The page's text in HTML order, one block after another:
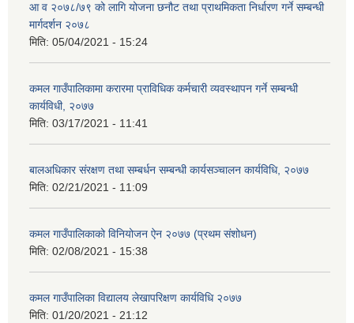
आ व २०७८/७९ को लागि योजना छनौट तथा प्राथमिकता निर्धारण गर्ने सम्बन्धी
मार्गदर्शन २०७८
मिति: 05/04/2021 - 15:24
कमल गाउँपालिकामा करारमा प्राविधिक कर्मचारी व्यवस्थापन गर्ने सम्बन्धी
कार्यविधी, २०७७
मिति: 03/17/2021 - 11:41
बालअधिकार संरक्षण तथा सम्बर्धन सम्बन्धी कार्यसञ्चालन कार्यविधि, २०७७
मिति: 02/21/2021 - 11:09
कमल गाउँपालिकाको विनियोजन ऐन २०७७ (प्रथम संशोधन)
मिति: 02/08/2021 - 15:38
कमल गाउँपालिका विद्यालय लेखापरिक्षण कार्यविधि २०७७
मिति: 01/20/2021 - 21:12